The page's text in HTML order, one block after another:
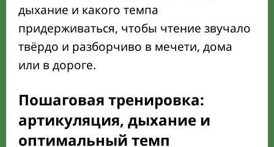
дыхание и какого темпа
придерживаться, чтобы чтение звучало
твёрдо и разборчиво в мечети, дома
или в дороге.
Пошаговая тренировка:
артикуляция, дыхание и
оптимальный темп